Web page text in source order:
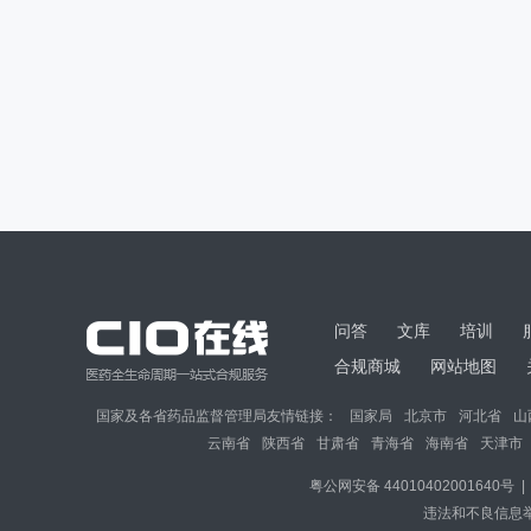
问答 文库 培训
合规商城
网站地图
国家及各省药品监督管理局友情链接： 国家局 北京市 河北省
山
云南省
陕西省 甘肃省 青海省 海南省 天津市
粤公网安备 44010402001640号 |
违法和不良信息